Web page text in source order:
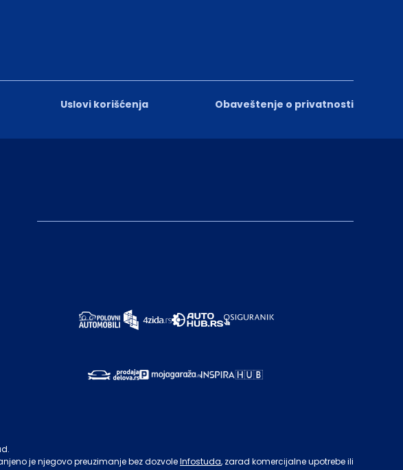
Uslovi korišćenja Obaveštenje o privatnosti
je njegovo preuzimanje bez dozvoleInfostuda, zarad komercijalne upotrebe ili